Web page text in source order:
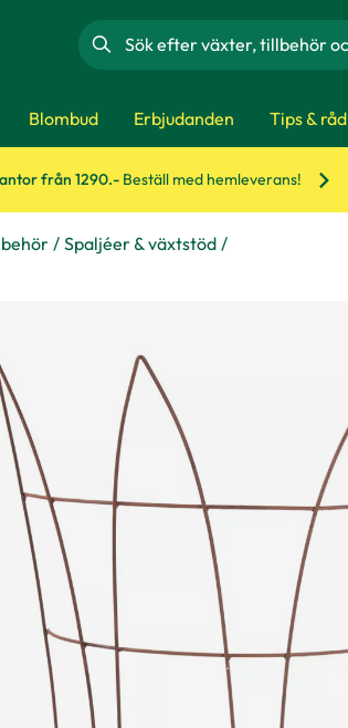
Sök
Blombud Erbjudanden Tips & råd
från 1290.- Beställ med hemleverans!
Spaljéer & växtstöd